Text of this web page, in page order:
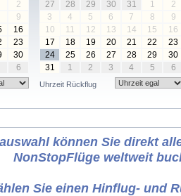
2
9
16
23
30
6
27 28 29 30 31 1
2
3
4 5 6 7 8
9
10
11 12 13 14 15
16
17
18 19 20 21 22
23
24
25 26 27 28 29
30
31
1 2 3 4 5 6
Uhrzeit Rückflug
können Sie direkt
NonStopFlüge weltweit
Sie einen Hinflug- und